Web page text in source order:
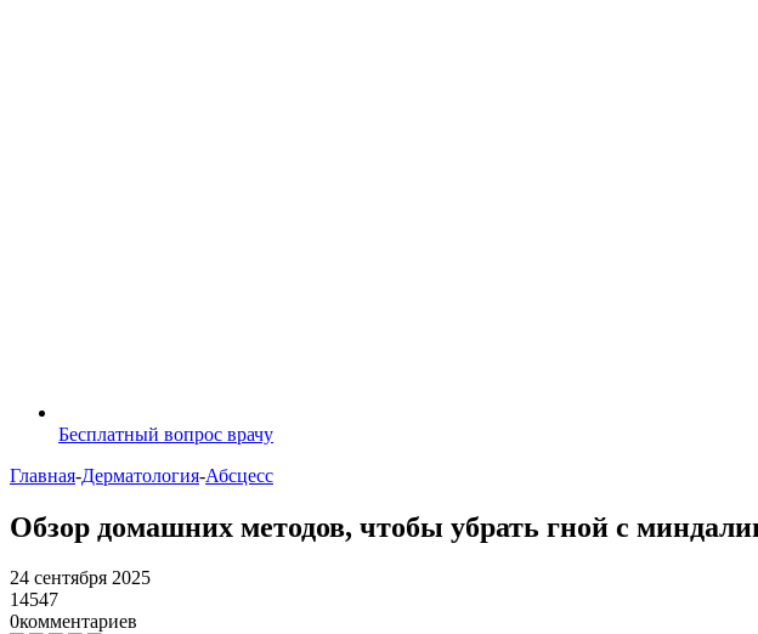
Бесплатный вопрос врачу
Главная-Дерматология-Абсцесс
Обзор домашних методов, чтобы убрать гной с
24 сентября 2025
14547
0комментариев